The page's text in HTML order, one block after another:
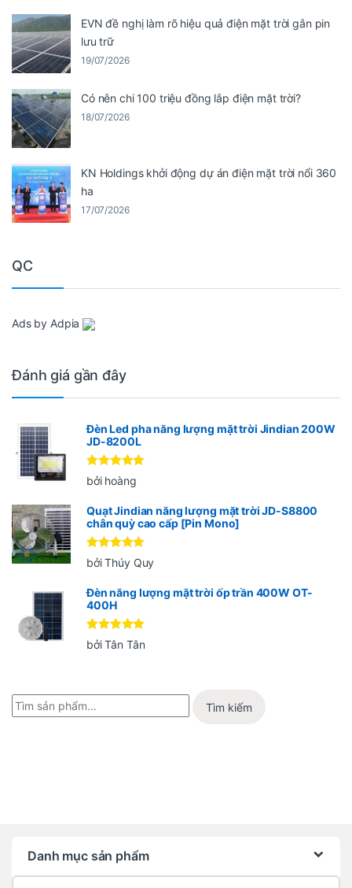
EVN đề nghị làm rõ hiệu quả điện mặt trời gắn pin
lưu trữ
19/07/2026
Có nên chi 100 triệu đồng lắp điện mặt trời?
18/07/2026
KN Holdings khởi động dự án điện mặt trời nổi 360
ha
17/07/2026
QC
Ads by Adpia
Đánh giá gần đây
Đèn Led pha năng lượng mặt trời Jindian 200W
JD-8200L
Được xếp
hạng55
bởi hoàng
Quạt Jindian năng lượng mặt trời JD-S8800
chân quỳ cao cấp [Pin Mono]
Được xếp
hạng 5 5
bởi Thúy Quy
Đèn năng lượng mặt trời ốp trần 400W OT-
400H
Được xếp
hạng 55
bởi Tân Tân
Tìm kiếm
Danh mục sản phẩm